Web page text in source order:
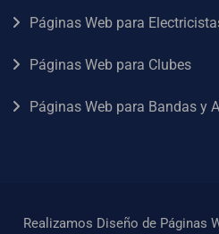
Páginas Web para
Páginas Web para Clubes
Páginas Web para Bandas y
Realizamos Diseño de Páginas